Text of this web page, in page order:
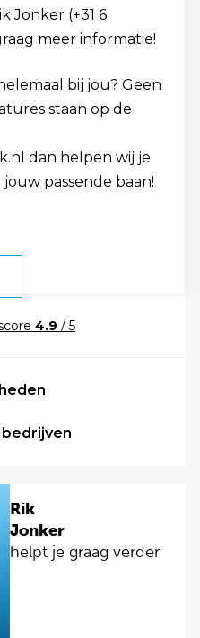
Jonker (+31 6
meer informatie!
bij jou? Geen
staan op de
dan helpen wij je
passende baan!
4.9 / 5
Rik
Jonker
helpt je graag verder